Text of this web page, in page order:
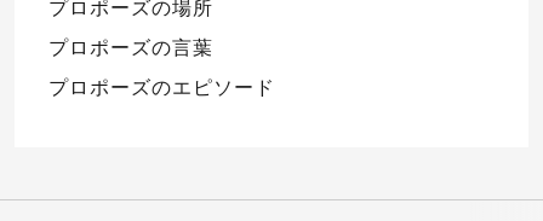
プロポーズの場所
プロポーズの言葉
プロポーズのエピソード